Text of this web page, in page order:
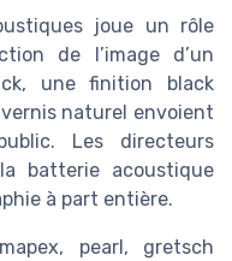
joue un rôle
de l’image d’un
une finition black
naturel envoient
Les directeurs
batterie acoustique
à part entière.
pearl, gretsch